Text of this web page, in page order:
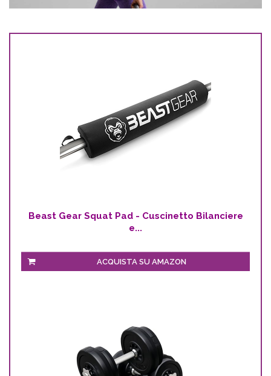
Beast Gear Squat Pad - Cuscinetto Bilanciere
e...
ACQUISTA SU AMAZON